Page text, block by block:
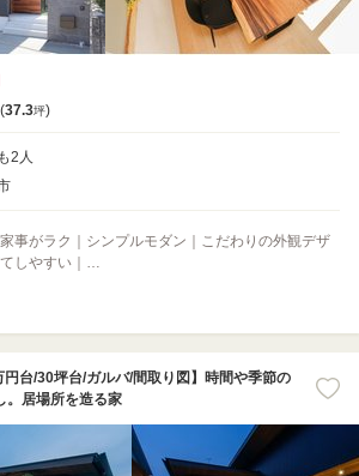
(37.3坪)
2人
家事がラク｜シンプルモダン｜こだわりの外観デザ
しやすい｜…
円台/30坪台/ガルバ/間取り図】時間や季節の
。居場所を造る家